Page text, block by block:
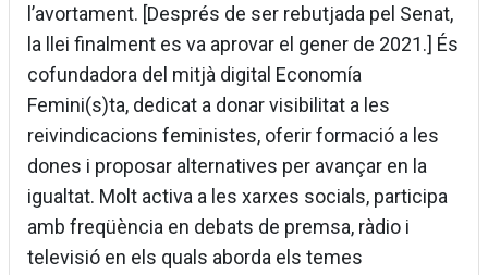
l’avortament. [Després de ser rebutjada pel Senat,
la llei finalment es va aprovar el gener de 2021.] És
cofundadora del mitjà digital Economía
Femini(s)ta, dedicat a donar visibilitat a les
reivindicacions feministes, oferir formació a les
dones i proposar alternatives per avançar en la
igualtat. Molt activa a les xarxes socials, participa
amb freqüència en debats de premsa, ràdio i
televisió en els quals aborda els temes